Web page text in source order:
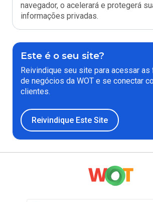
navegador, o acelerará e protegerá
informações privadas.
Este é o seu site?
Reivindique seu site para acessar as
de negócios da WOT e se conectar
clientes.
Reivindique Este Site